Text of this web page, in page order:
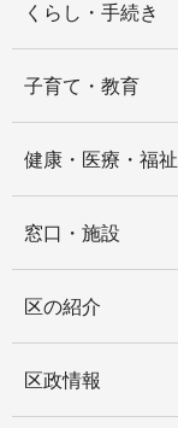
くらし・手続き
子育て・教育
健康・医療・福祉
窓口・施設
区の紹介
区政情報